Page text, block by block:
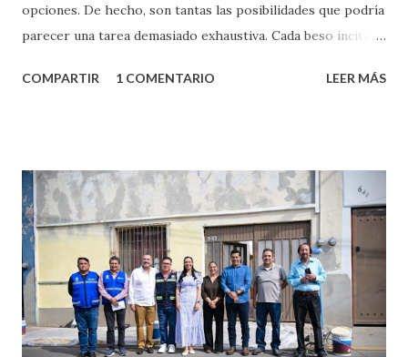
opciones. De hecho, son tantas las posibilidades que podría
parecer una tarea demasiado exhaustiva. Cada beso incita
partes de ti que jamás hubieras imaginado. El problema es
conoces ni la mitad de lo que deberías saber. Pero incluso
quienes ya han tenido relaciones sexuales no son expertos
o expertas en el tema. Siempre hay algo nuevo que
aprender y nuevas experiencias que conocer. Si eres una
chica y aún no has tenido relaciones sexuales, tal vez
pienses que el sexo será increíble y no puedas esperar para
experimentarlo, pero como cualquier persona con
COMPARTIR 1 COMENTARIO LEER MÁS